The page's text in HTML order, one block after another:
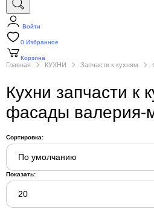
Войти
0 Избранное
Корзина
Главная КУХНИ Запчасти к кухням
Кухни запчасти к
фасады валерия-
Сортировка:
Показать: